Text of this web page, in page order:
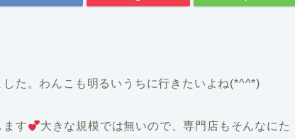
た。わんこも明るいうちに行きたいよね(*^^*)
ます
大きな規模では無いので、専門店もそんなにた